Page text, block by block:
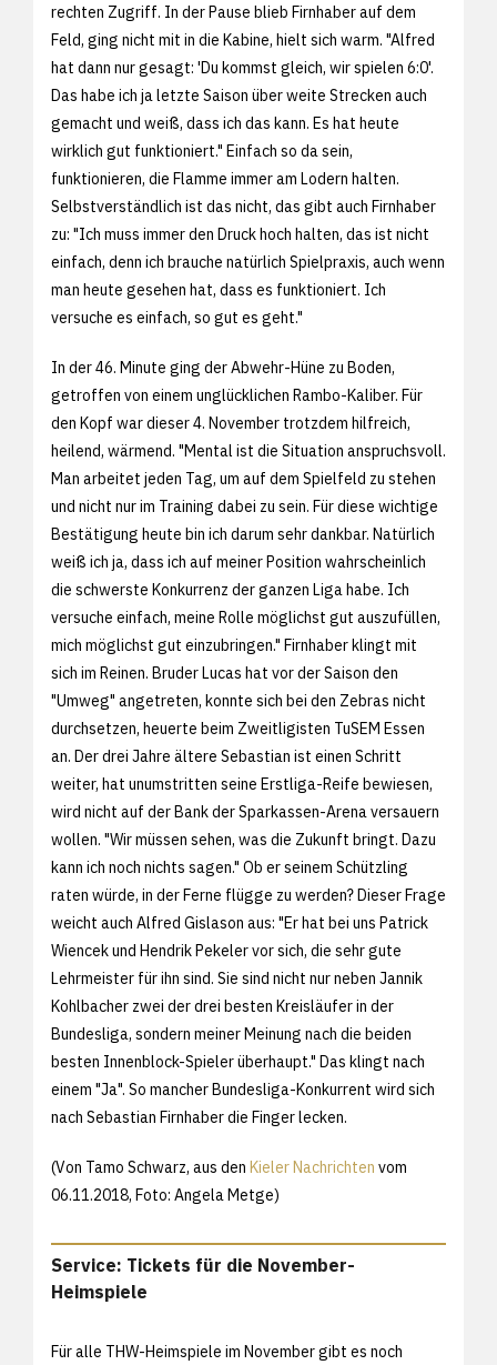
rechten Zugriff. In der Pause blieb Firnhaber auf dem
Feld, ging nicht mit in die Kabine, hielt sich warm. "Alfred
hat dann nur gesagt: 'Du kommst gleich, wir spielen 6:0'.
Das habe ich ja letzte Saison über weite Strecken auch
gemacht und weiß, dass ich das kann. Es hat heute
wirklich gut funktioniert." Einfach so da sein,
funktionieren, die Flamme immer am Lodern halten.
Selbstverständlich ist das nicht, das gibt auch Firnhaber
zu: "Ich muss immer den Druck hoch halten, das ist nicht
einfach, denn ich brauche natürlich Spielpraxis, auch wenn
man heute gesehen hat, dass es funktioniert. Ich
versuche es einfach, so gut es geht."
In der 46. Minute ging der Abwehr-Hüne zu Boden,
getroffen von einem unglücklichen Rambo-Kaliber. Für
den Kopf war dieser 4. November trotzdem hilfreich,
heilend, wärmend. "Mental ist die Situation anspruchsvoll.
Man arbeitet jeden Tag, um auf dem Spielfeld zu stehen
und nicht nur im Training dabei zu sein. Für diese wichtige
Bestätigung heute bin ich darum sehr dankbar. Natürlich
weiß ich ja, dass ich auf meiner Position wahrscheinlich
die schwerste Konkurrenz der ganzen Liga habe. Ich
versuche einfach, meine Rolle möglichst gut auszufüllen,
mich möglichst gut einzubringen." Firnhaber klingt mit
sich im Reinen. Bruder Lucas hat vor der Saison den
"Umweg" angetreten, konnte sich bei den Zebras nicht
durchsetzen, heuerte beim Zweitligisten TuSEM Essen
an. Der drei Jahre ältere Sebastian ist einen Schritt
weiter, hat unumstritten seine Erstliga-Reife bewiesen,
wird nicht auf der Bank der Sparkassen-Arena versauern
wollen. "Wir müssen sehen, was die Zukunft bringt. Dazu
kann ich noch nichts sagen." Ob er seinem Schützling
raten würde, in der Ferne flügge zu werden? Dieser Frage
weicht auch Alfred Gislason aus: "Er hat bei uns Patrick
Wiencek und Hendrik Pekeler vor sich, die sehr gute
Lehrmeister für ihn sind. Sie sind nicht nur neben Jannik
Kohlbacher zwei der drei besten Kreisläufer in der
Bundesliga, sondern meiner Meinung nach die beiden
besten Innenblock-Spieler überhaupt." Das klingt nach
einem "Ja". So mancher Bundesliga-Konkurrent wird sich
nach Sebastian Firnhaber die Finger lecken.
(Von Tamo Schwarz, aus den Kieler Nachrichten vom
06.11.2018, Foto: Angela Metge)
Service: Tickets für die November-
Heimspiele
Für alle THW-Heimspiele im November gibt es noch